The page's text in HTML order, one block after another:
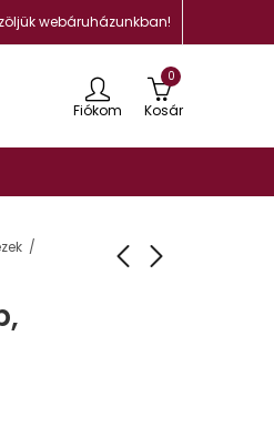
webáruházunkban!
Fiókom
0
Kosár